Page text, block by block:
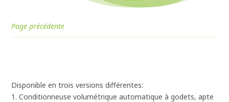
Page précédente
Disponible en trois versions différentes:
1. Conditionneuse volumétrique automatique à godets, apte